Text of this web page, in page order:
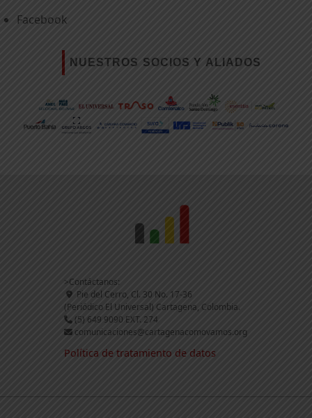
Facebook
NUESTROS SOCIOS Y ALIADOS
>Contáctanos:
Pie del Cerro, Cl. 30 No. 17-36
(Periódico El Universal) Cartagena, Colombia.
(5) 649 9090 EXT. 274
comunicaciones@cartagenacomovamos.org
Política de tratamiento de datos